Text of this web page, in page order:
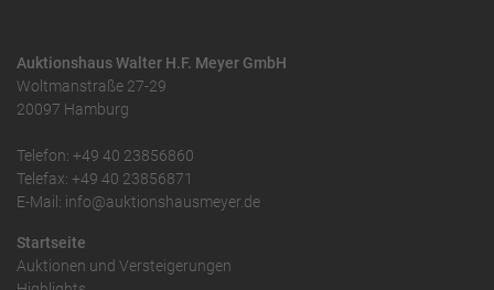
Auktionshaus Walter H.F. Meyer GmbH
Woltmanstraße 27-29
20097 Hamburg
Telefon: +49 40 23856860
Telefax: +49 40 23856871
E-Mail: info@auktionshausmeyer.de
Startseite
Auktionen und Versteigerungen